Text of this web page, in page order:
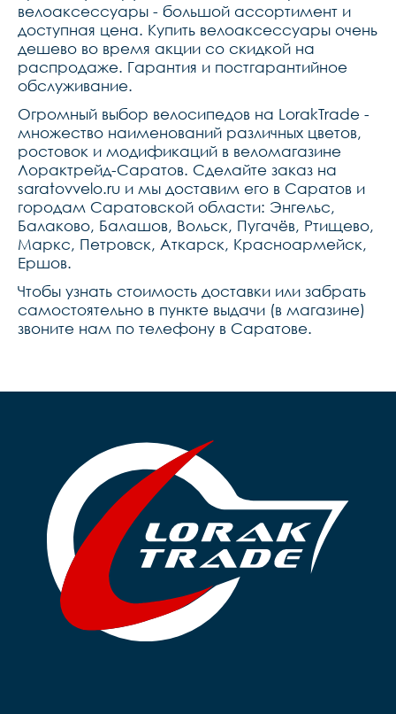
велоаксессуары - большой ассортимент и
доступная цена. Купить велоаксессуары очень
дешево во время акции со скидкой на
распродаже. Гарантия и постгарантийное
обслуживание.
Огромный выбор велосипедов на LorakTrade -
множество наименований различных цветов,
ростовок и модификаций в веломагазине
Лорактрейд-Саратов. Сделайте заказ на
saratovvelo.ru и мы доставим его в Саратов и
городам Саратовской области: Энгельс,
Балаково, Балашов, Вольск, Пугачёв, Ртищево,
Маркс, Петровск, Аткарск, Красноармейск,
Ершов.
Чтобы узнать стоимость доставки или забрать
самостоятельно в пункте выдачи (в магазине)
звоните нам по телефону в Саратове.